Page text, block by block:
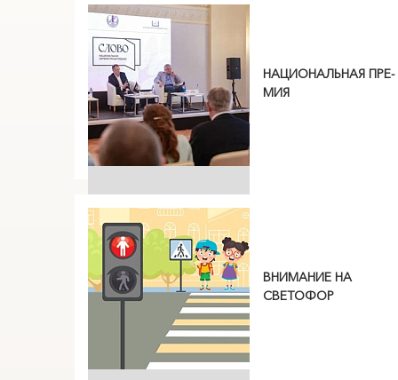
НАЦИОНАЛЬНАЯ ПРЕ­
МИЯ
ВНИМАНИЕ НА
СВЕТОФОР